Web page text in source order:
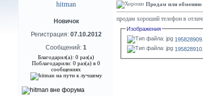
hitman
Новичок
Регистрация: 07.10.2012
Сообщений: 1
Благодарил(а): 0 раз(а)
Поблагодарили: 0 раз(а) в 0
сообщениях
Продам или обменяю
продам хороший телефон в
Изображения